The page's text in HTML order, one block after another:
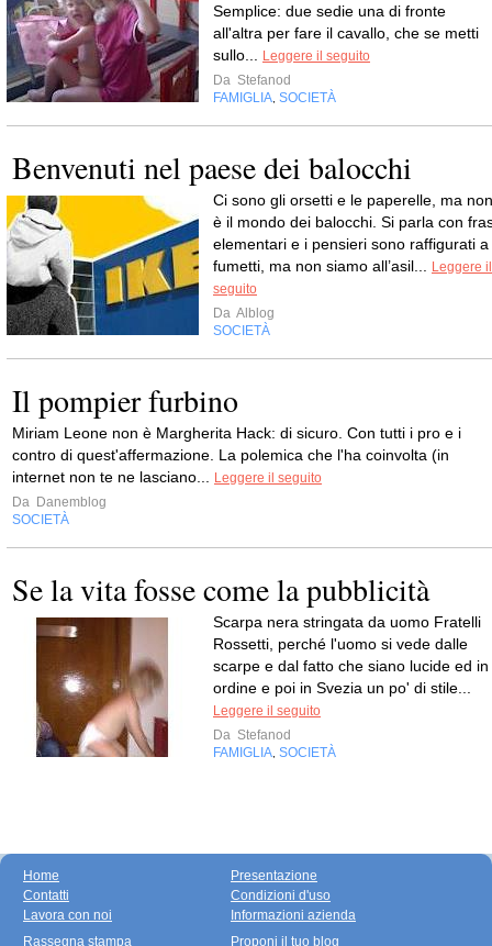
Semplice: due sedie una di fronte
all'altra per fare il cavallo, che se metti
sullo...
Leggere il seguito
Da Stefanod
FAMIGLIA SOCIETÀ
Benvenuti nel paese dei balocchi
Ci sono gli orsetti e le paperelle, ma non
è il mondo dei balocchi. Si parla con
elementari e i pensieri sono raffigurati a
fumetti, ma non siamo all’asil...
Leggere il
seguito
Da Alblog
SOCIETÀ
Il pompier furbino
Miriam Leone non è Margherita Hack: di sicuro. Con tutti i pro e i
contro di quest'affermazione. La polemica che l'ha coinvolta (in
internet non te ne lasciano...
Leggere il seguito
Da Danemblog
SOCIETÀ
Se la vita fosse come la pubblicità
Scarpa nera stringata da uomo Fratelli
Rossetti, perché l'uomo si vede dalle
scarpe e dal fatto che siano lucide ed in
ordine e poi in Svezia un po' di stile...
Leggere il seguito
Da Stefanod
FAMIGLIA SOCIETÀ
Home
Contatti
Lavora con noi
Presentazione
Condizioni d'uso
Informazioni azienda
Rassegna stampa
Proponi il tuo blog